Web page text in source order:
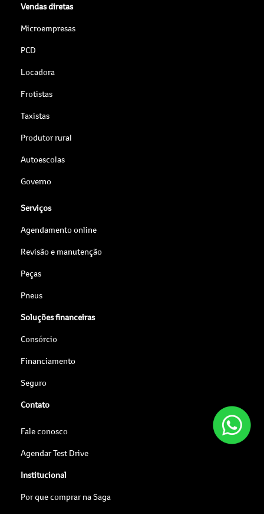
Vendas diretas
Microempresas
PCD
Locadora
Frotistas
Taxistas
Produtor rural
Autoescolas
Governo
Serviços
Agendamento online
Revisão e manutenção
Peças
Pneus
Soluções financeiras
Consórcio
Financiamento
Seguro
Contato
Fale conosco
Agendar Test Drive
Institucional
Por que comprar na Saga